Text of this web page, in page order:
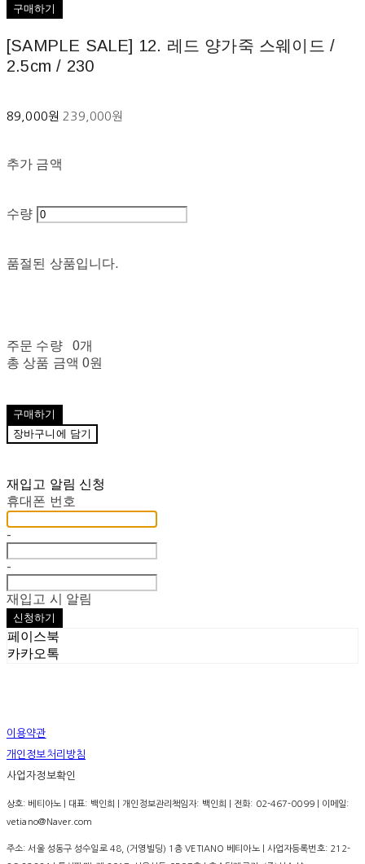
구매하기
[SAMPLE SALE] 12. 레드 양가죽 스웨이드 /
2.5cm / 230
89,000원 239,000원
추가 금액
수량
품절된 상품입니다.
주문 수량
0개
총 상품 금액 0원
구매하기
장바구니에 담기
재입고 알림 신청
휴대폰 번호
-
-
재입고 시 알림
신청하기
페이스북
카카오톡
이용약관
개인정보처리방침
사업자정보확인
상호: 베티아노 | 대표: 백인희 | 개인정보관리책임자: 백인희 | 전화: 02-467-0099 | 이메일:
vetiano@Naver.com
주소: 서울 성동구 성수일로 48, (거영빌딩) 1층 VETIANO 베티아노 | 사업자등록번호: 212-